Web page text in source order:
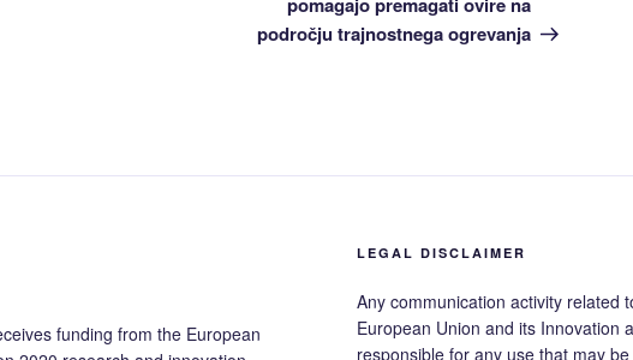
področju trajnostnega ogrevanja
funding from the European
LEGAL DISCLAIMER
Any communication activity related
European Union and its Innovation
responsible for any use that may